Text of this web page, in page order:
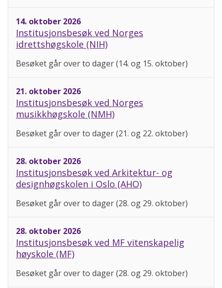
14. oktober 2026
Institusjonsbesøk ved Norges
idrettshøgskole (NIH)
Besøket går over to dager (14. og 15. oktober)
21. oktober 2026
Institusjonsbesøk ved Norges
musikkhøgskole (NMH)
Besøket går over to dager (21. og 22. oktober)
28. oktober 2026
Institusjonsbesøk ved Arkitektur- og
designhøgskolen i Oslo (AHO)
Besøket går over to dager (28. og 29. oktober)
28. oktober 2026
Institusjonsbesøk ved MF vitenskapelig
høyskole (MF)
Besøket går over to dager (28. og 29. oktober)